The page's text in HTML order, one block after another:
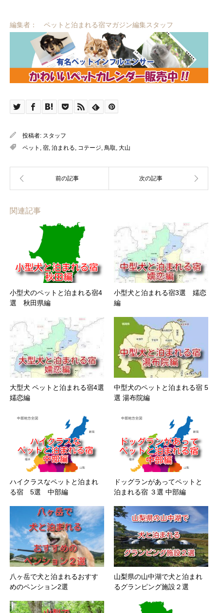
編集者： ペットと泊まれる宿マガジン編集スタッフ
投稿者: スタッフ
ペット , 宿, 泊まれる, コテージ, 鳥取, 大山
関連記事
小型犬のペットと泊まれる宿4
選 秋田県編
小型犬と泊まれる宿3選 嬬恋
編
大型犬 ペットと泊まれる宿4選
嬬恋編
中型犬のペットと泊まれる宿 5
選 湯布院編
ハイクラスなペットと泊まれ
る宿 5選 中部編
ドッグランがあってペットと
泊まれる宿 ３選 中部編
八ヶ岳で犬と泊まれるおすす
めのペンション2選
山梨県の山中湖で犬と泊まれ
るグランピング施設２選